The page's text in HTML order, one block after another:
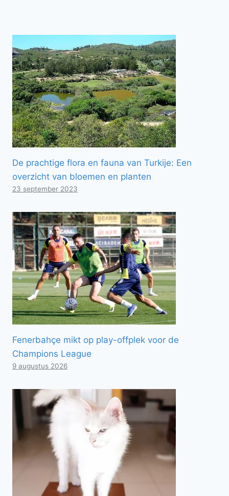
De prachtige flora en fauna van Turkije: Een
overzicht van bloemen en planten
23 september 2023
Fenerbahçe mikt op play-offplek voor de
Champions League
9 augustus 2026